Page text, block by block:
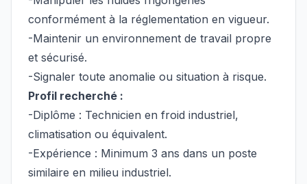
conformément à la réglementation en vigueur.
-Maintenir un environnement de travail propre
et sécurisé.
-Signaler toute anomalie ou situation à risque.
Profil recherché :
-Diplôme : Technicien en froid industriel,
climatisation ou équivalent.
-Expérience : Minimum 3 ans dans un poste
similaire en milieu industriel.